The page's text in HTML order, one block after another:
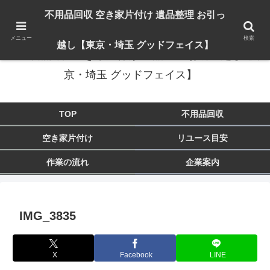
出張対応エリア：埼玉県 入間市 狭山市 飯能市 所沢市 川越市 日高市 鶴ヶ島市
京・埼玉 グッドフェイス】
TOP 不用品回収
空き家片付け リユース目安
作業の流れ 企業案内
IMG_3835
X Facebook LINE
メニュー
不用品回収 空き家片付け 遺品整理 お引っ
越し【東京・埼玉 グッドフェイス】
検索